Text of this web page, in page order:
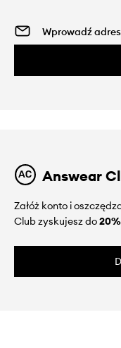
Answear
Załóż konto i
Club zyskujesz do20%